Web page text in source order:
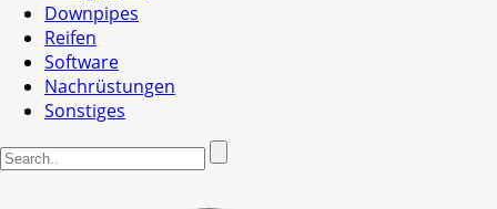
Downpipes
Reifen
Software
Nachrüstungen
Sonstiges